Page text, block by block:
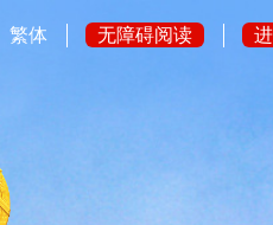
繁体 无障碍阅读